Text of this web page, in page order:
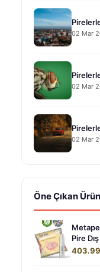
02 Mar
02 Mar
02 Mar
Öne Çıkan
Pire